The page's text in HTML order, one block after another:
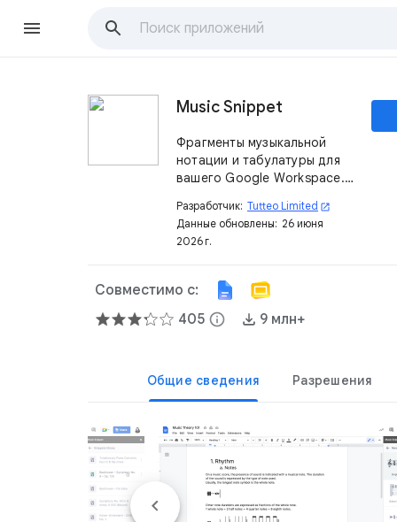
Music Snippet
Фрагменты музыкальной
нотации и табулатуры для
вашего Google Workspace.
нотацию и быстро
вставляйте её в Google
Документы и Google
Разработчик: Tutteo Limited open_in_new
Данные обновлены: 26 июня
2026 г.
Совместимо с:
405 info 9 млн+
Общие сведения Разрешения